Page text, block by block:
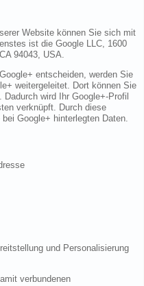
Website können Sie sich mit
ist die Google LLC, 1600
94043, USA.
entscheiden, werden Sie
weitergeleitet. Dort können Sie
wird Ihr Google+-Profil
verknüpft. Durch diese
Google+ hinterlegten Daten.
und Personalisierung
verbundenen